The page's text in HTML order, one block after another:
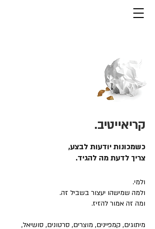
קריאייטיב.
כשמכונות יודעות לבצע,
צריך לדעת מה להגיד.
ולמי.
ולמה שמישהו יעצור בשביל זה.
ומה זה אמור להזיז.
מיתוגים, קמפיינים, מוצרים, סרטונים, סושיאל,